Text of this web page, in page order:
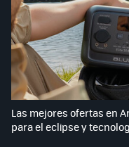
Las mejores ofertas en
para el eclipse y